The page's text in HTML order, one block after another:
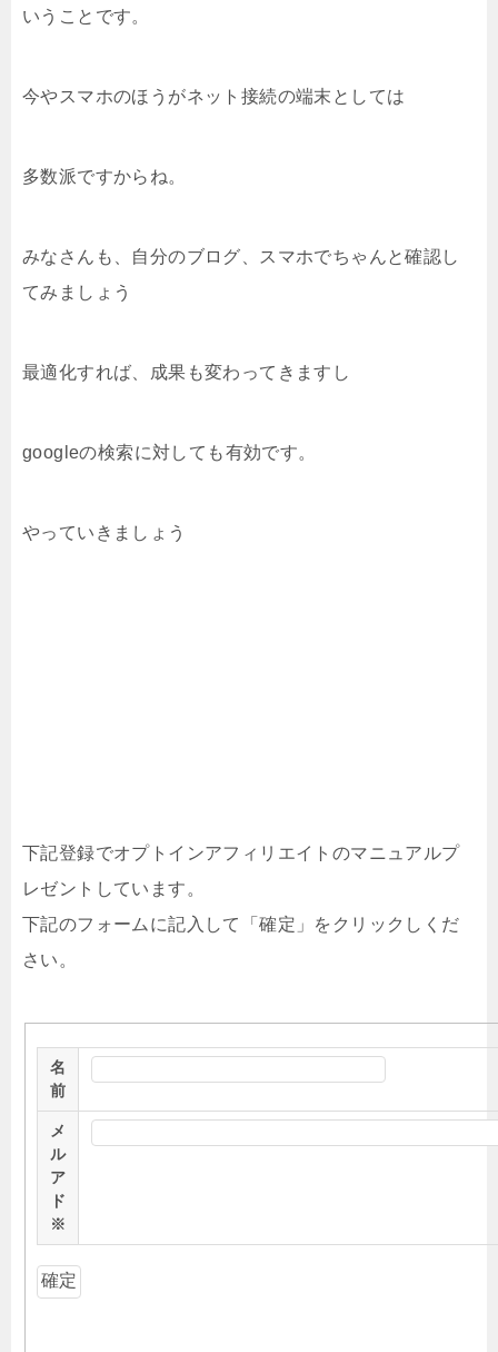
いうことです。
今やスマホのほうがネット接続の端末としては
多数派ですからね。
みなさんも、自分のブログ、スマホでちゃんと確認し
てみましょう
最適化すれば、成果も変わってきますし
googleの検索に対しても有効です。
やっていきましょう
下記登録でオプトインアフィリエイトのマニュアルプ
レゼントしています。
下記のフォームに記入して「確定」をクリックしくだ
さい。
名
前
メ
ル
ア
ド
※